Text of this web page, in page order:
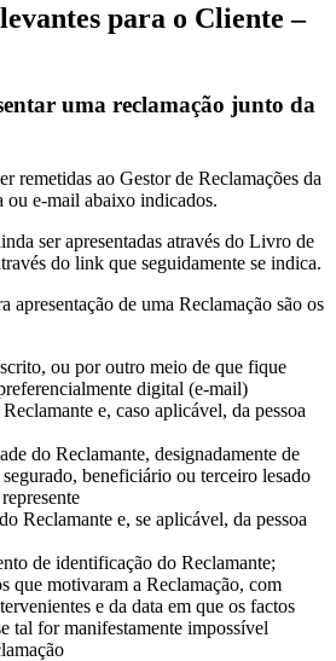
para o Cliente –
uma reclamação junto da
remetidas ao Gestor de Reclamações da
ou e-mail abaixo indicados.
ser apresentadas através do Livro de
do link que seguidamente se indica.
apresentação de uma Reclamação são os
ou por outro meio de que fique
digital (e-mail)
e, caso aplicável, da pessoa
do Reclamante, designadamente de
beneficiário ou terceiro lesado
Reclamante e, se aplicável, da pessoa
de identificação do Reclamante;
que motivaram a Reclamação, com
e da data em que os factos
tal for manifestamente impossível